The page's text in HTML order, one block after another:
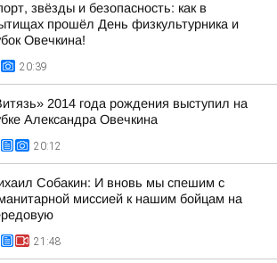
звёзды и безопасность: как в
прошёл День физкультурника и
Овечкина!
20:39
2014 года рождения выступил на
Александра Овечкина
20:12
Собакин: И вновь мы спешим с
миссией к нашим бойцам на
21:48